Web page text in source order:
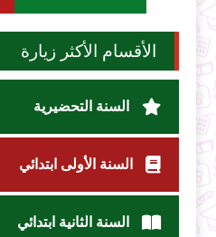
الأقسام الأكثر زيارة
السنة التحضيرية
السنة الأولى ابتدائي
السنة الثانية ابتدائي